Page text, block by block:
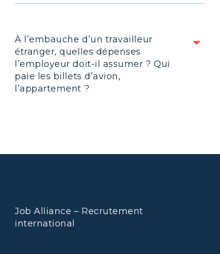
À l’embauche d’un travailleur
étranger, quelles dépenses
l’employeur doit-il assumer ? Qui
paie les billets d’avion,
l’appartement ?
Job Alliance – Recrutement
international